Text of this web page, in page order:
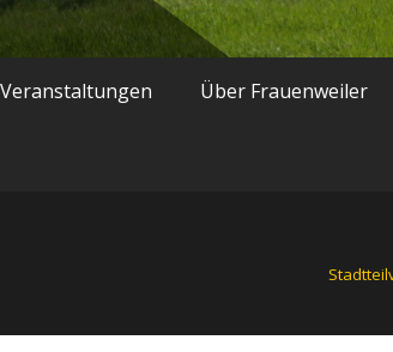
Veranstaltungen Über Frauenweiler